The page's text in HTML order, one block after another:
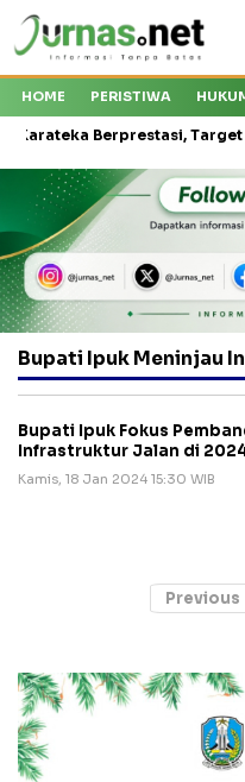
HOME PERISTIWA
Berprestasi, Target
Bupati Ipuk Meninjau
Bupati Ipuk Fokus
Infrastruktur Jalan di
Kamis, 18 Jan 2024 15:30 WIB
Previous